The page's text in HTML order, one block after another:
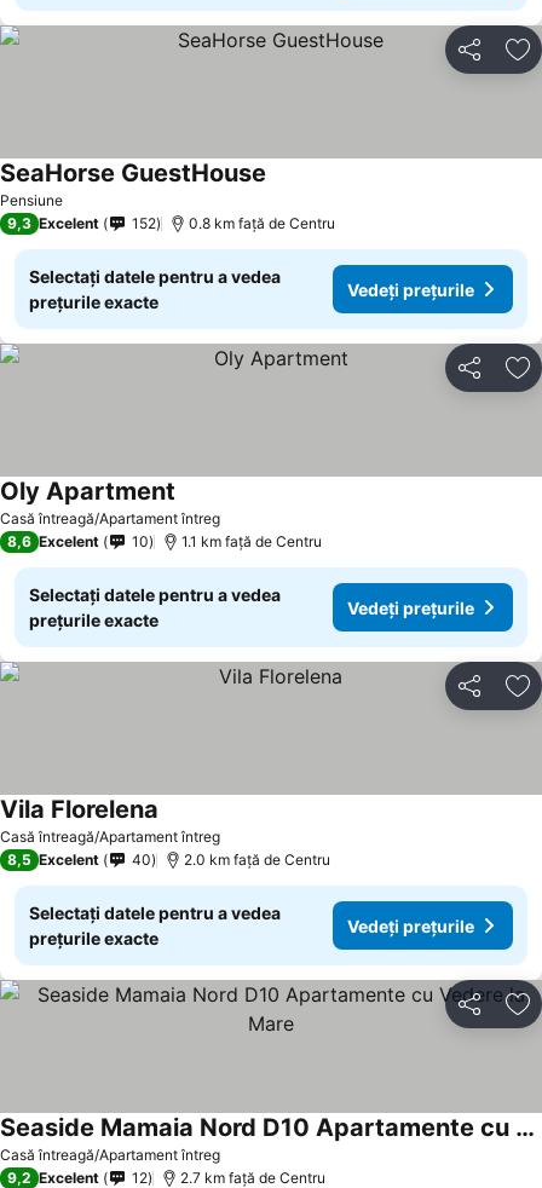
Distribuiți
Pensiune
SeaHorse GuestHouse
9,3 Excelent 152 0.8 km faţă de Centru
Selectați datele pentru a vedea
prețurile exacte
Vedeți prețurile
Distribuiți
Casă întreagă/Apartament întreg
Oly Apartment
8,6 Excelent 10 1.1 km faţă de Centru
Selectați datele pentru a vedea
prețurile exacte
Vedeți prețurile
Distribuiți
Casă întreagă/Apartament întreg
Vila Florelena
8,5 Excelent 40 2.0 km faţă de Centru
Selectați datele pentru a vedea
prețurile exacte
Vedeți prețurile
Distribuiți
Casă întreagă/Apartament întreg
Seaside Mamaia Nord D10 Apartamente cu Vedere la Mare
Vedeți prețurile
9,2 Excelent 12 2.7 km faţă de Centru